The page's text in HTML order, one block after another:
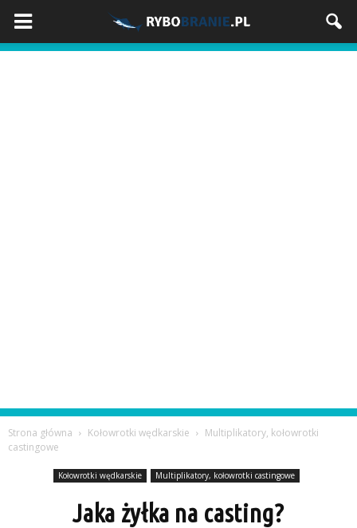
Strona główna Kołowrotki wędkarskie
Multiplikatory, kołowrotki
castingowe
Kołowrotki wędkarskie Multiplikatory, kołowrotki castingowe
Jaka żyłka na casting?